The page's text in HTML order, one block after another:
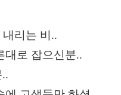
리는 비..
대로 잡으신분..